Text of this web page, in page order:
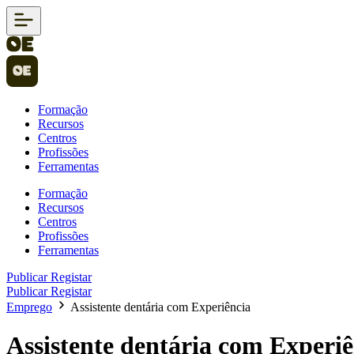
Formação
Recursos
Centros
Profissões
Ferramentas
Formação
Recursos
Centros
Profissões
Ferramentas
PublicarRegistar
PublicarRegistar
Emprego
Assistente dentária com Experiência
Assistente dentária com